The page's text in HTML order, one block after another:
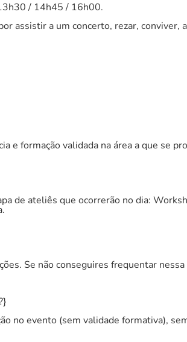
/ 14h45 / 16h00.
assistir a um concerto, rezar, conviver,
e formação validada na área a que se
de ateliês que ocorrerão no dia:
Se não conseguires frequentar
no evento (sem validade formativa),